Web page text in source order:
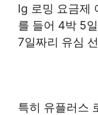
lg 로밍 요금제
를 들어 4박 5
7일짜리 유심
특히 유플러스